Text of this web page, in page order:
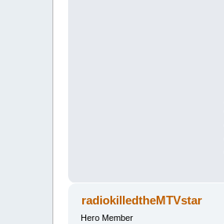
radiokilledtheMTVstar
Hero Member